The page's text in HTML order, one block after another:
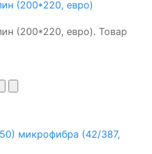
(200*220, евро)
(200*220, евро). Товар